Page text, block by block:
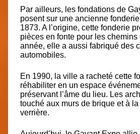
Par ailleurs, les fondations de
posent sur une ancienne fonderie
1873. A l’origine, cette fonderie
pièces en fonte pour les chemins
année, elle a aussi fabriqué des
automobiles.
En 1990, la ville a racheté cette
réhabiliter en un espace
préservant l’âme du lieu. Les
touché aux murs de brique et à
verrière.